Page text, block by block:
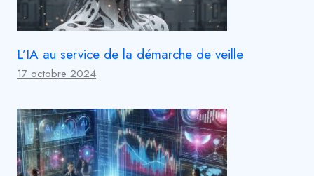
L’IA au service de la démarche de veille
17 octobre 2024